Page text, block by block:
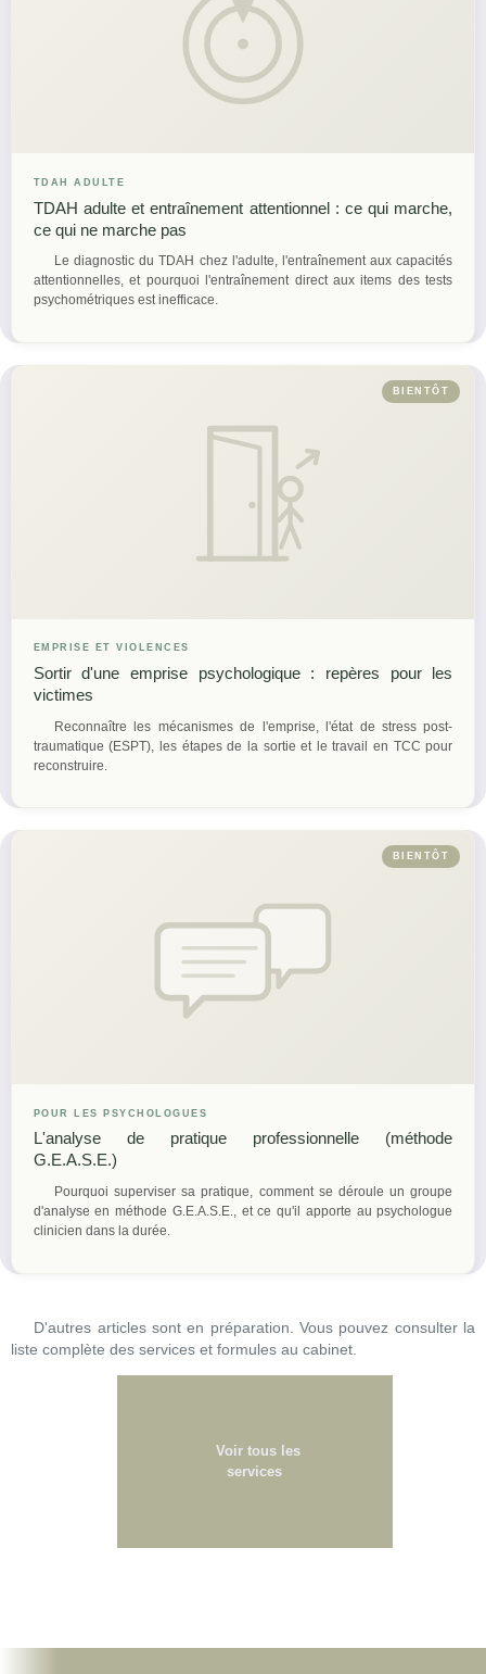
TDAH ADULTE
TDAH adulte et entraînement attentionnel : ce qui marche,
ce qui ne marche pas
Le diagnostic du TDAH chez l'adulte, l'entraînement aux capacités
attentionnelles, et pourquoi l'entraînement direct aux items des tests
psychométriques est inefficace.
BIENTÔT
EMPRISE ET VIOLENCES
Sortir d'une emprise psychologique : repères pour les
victimes
Reconnaître les mécanismes de l'emprise, l'état de stress post-
traumatique (ESPT), les étapes de la sortie et le travail en TCC pour
reconstruire.
BIENTÔT
POUR LES PSYCHOLOGUES
L'analyse de pratique professionnelle (méthode
G.E.A.S.E.)
Pourquoi superviser sa pratique, comment se déroule un groupe
d'analyse en méthode G.E.A.S.E., et ce qu'il apporte au psychologue
clinicien dans la durée.
D'autres articles sont en préparation. Vous pouvez consulter la
liste complète des services et formules au cabinet.
Voir tous les
services